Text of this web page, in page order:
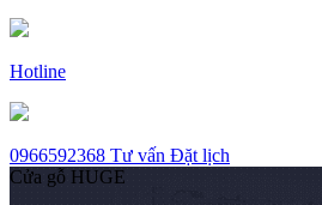
Hotline
0966592368 Tư vấn Đặt lịch
Cửa gỗ HUGE